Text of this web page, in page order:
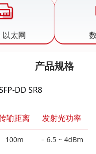
以太网
产品规格
DD SR8
输距离
100m
发射光功率
﹣6.5 ~ 4dBm